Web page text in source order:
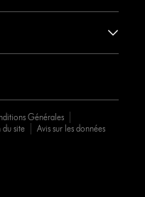
Générales
du site Avis sur les données